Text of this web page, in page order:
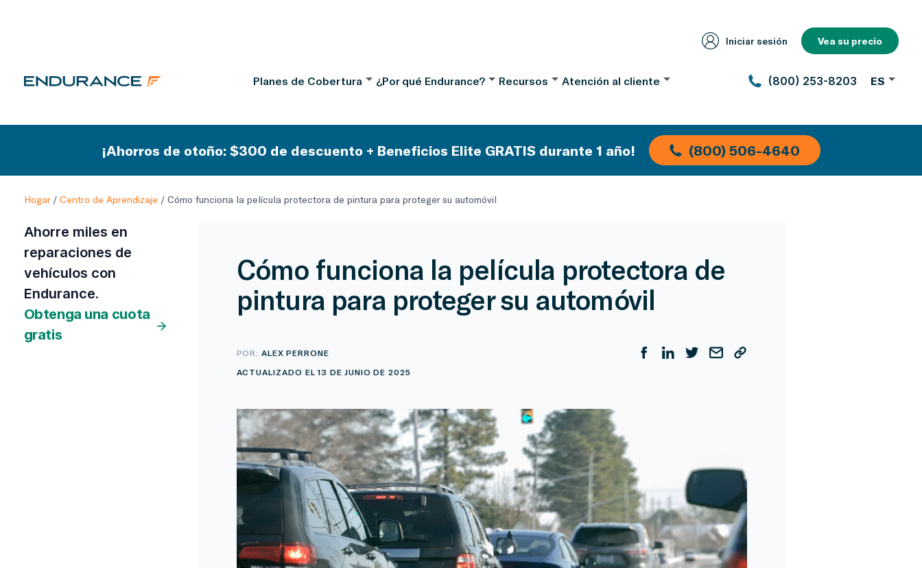
Iniciar sesión Vea su precio
Planes de Cobertura ¿Por qué Endurance? Recursos Atención al cliente (800) 253-8203 ES
¡Ahorros de otoño: $300 de descuento + Beneficios Elite GRATIS durante 1 año! (800) 506-4640
Hogar/ Centro de Aprendizaje / Cómo funciona la película protectora de pintura para proteger su automóvil
Ahorre miles en
reparaciones de
vehículos con
Endurance.
Obtenga una cuota
gratis
Cómo funciona la película protectora de
pintura para proteger su automóvil
POR:ALEX PERRONE
ACTUALIZADO EL 13 DE JUNIO DE 2025